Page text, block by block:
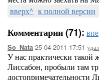
вверх^ к полной версии
Комментарии (71):
So_Nata 25-04-2011-17:51
У нас практически
Лиссабон, пробыли там
достопримечательности